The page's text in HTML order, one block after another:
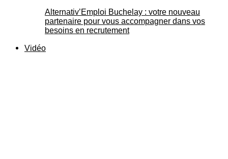
Alternativ’Emploi Buchelay : votre nouveau
partenaire pour vous accompagner dans vos
besoins en recrutement
Vidéo